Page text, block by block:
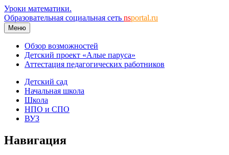
Уроки математики.
Образовательная социальная сеть nsportal.ru
Меню
Обзор возможностей
Детский проект «Алые паруса»
Аттестация педагогических работников
Детский сад
Начальная школа
Школа
НПО и СПО
ВУЗ
Навигация